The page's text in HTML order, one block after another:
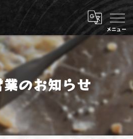
のお知らせ